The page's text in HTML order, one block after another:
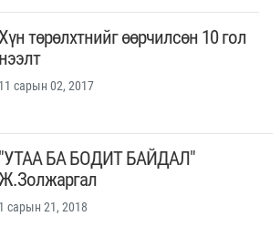
Хүн төрөлхтнийг өөрчилсөн 10 гол
нээлт
11 сарын 02, 2017
"УТАА БА БОДИТ БАЙДАЛ"
1 сарын 21, 2018